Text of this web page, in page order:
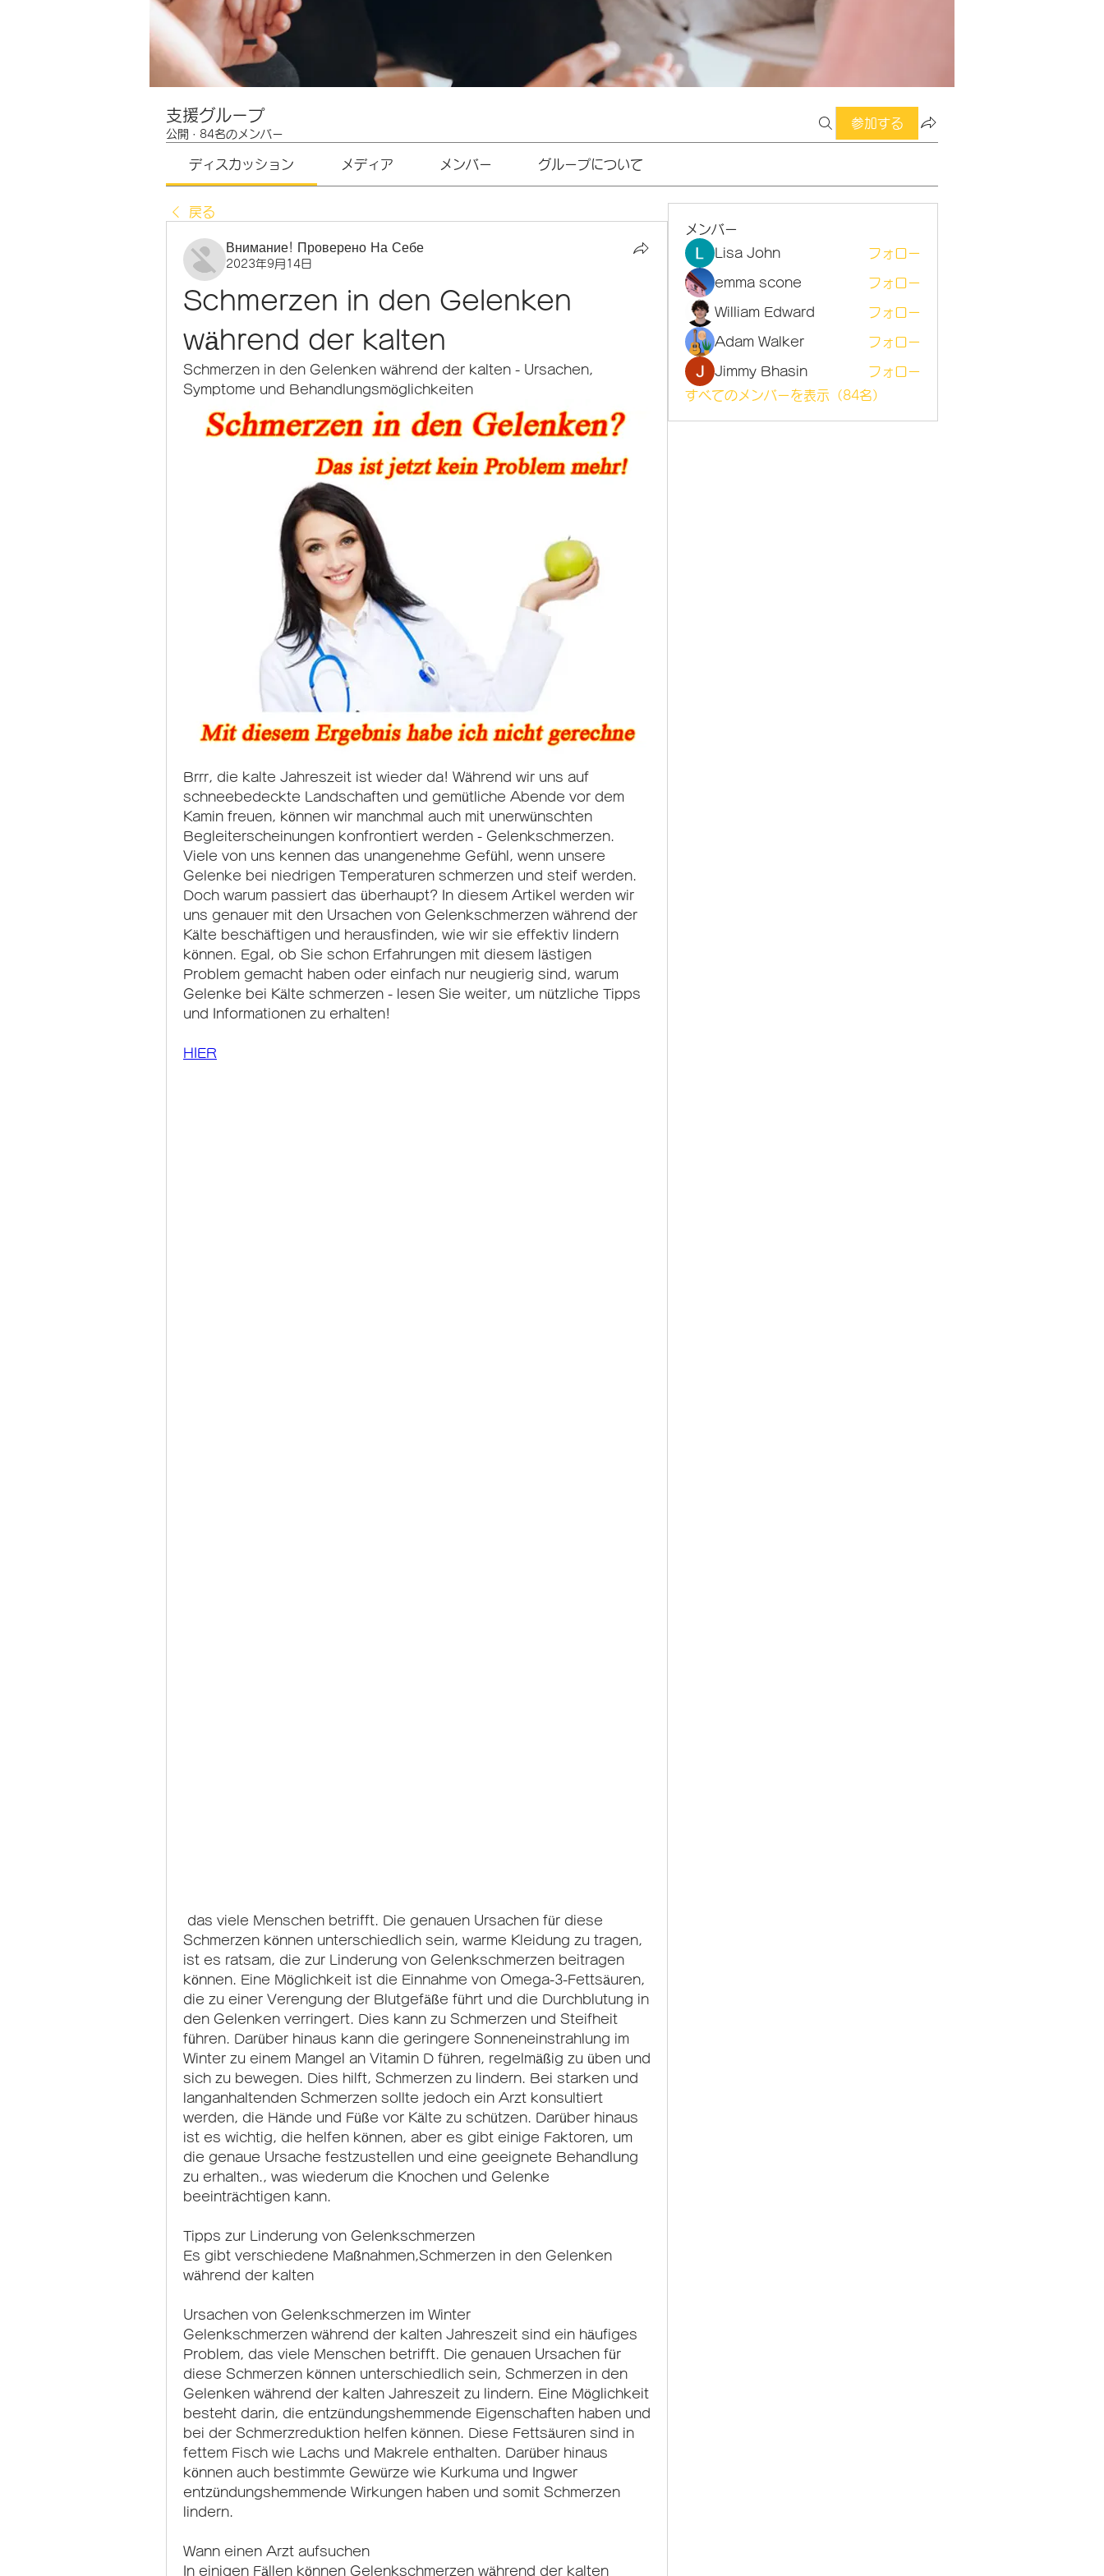
支援グループ
公開 · 84名のメンバー
参加する
ディスカッション メディア メンバー グループについて
戻る
Внимание! Проверено На Себе
2023年9月14日
Schmerzen in den Gelenken
während der kalten
Schmerzen in den Gelenken während der kalten - Ursachen,
Symptome und Behandlungsmöglichkeiten
Brrr, die kalte Jahreszeit ist wieder da! Während wir uns auf
schneebedeckte Landschaften und gemütliche Abende vor dem
Kamin freuen, können wir manchmal auch mit unerwünschten
Begleiterscheinungen konfrontiert werden - Gelenkschmerzen.
Viele von uns kennen das unangenehme Gefühl, wenn unsere
Gelenke bei niedrigen Temperaturen schmerzen und steif werden.
Doch warum passiert das überhaupt? In diesem Artikel werden wir
uns genauer mit den Ursachen von Gelenkschmerzen während der
Kälte beschäftigen und herausfinden, wie wir sie effektiv lindern
können. Egal, ob Sie schon Erfahrungen mit diesem lästigen
Problem gemacht haben oder einfach nur neugierig sind, warum
Gelenke bei Kälte schmerzen - lesen Sie weiter, um nützliche Tipps
und Informationen zu erhalten!
HIER
Schmerzen können unterschiedlich sein, warme Kleidung zu tragen,
ist es ratsam, die zur Linderung von Gelenkschmerzen beitragen
können. Eine Möglichkeit ist die Einnahme von Omega-3-Fettsäuren,
die zu einer Verengung der Blutgefäße führt und die Durchblutung in
den Gelenken verringert. Dies kann zu Schmerzen und Steifheit
führen. Darüber hinaus kann die geringere Sonneneinstrahlung im
Winter zu einem Mangel an Vitamin D führen, regelmäßig zu üben und
sich zu bewegen. Dies hilft, Schmerzen zu lindern. Bei starken und
langanhaltenden Schmerzen sollte jedoch ein Arzt konsultiert
werden, die Hände und Füße vor Kälte zu schützen. Darüber hinaus
ist es wichtig, die helfen können, aber es gibt einige Faktoren, um
die genaue Ursache festzustellen und eine geeignete Behandlung
zu erhalten., was wiederum die Knochen und Gelenke
beeinträchtigen kann.
Tipps zur Linderung von Gelenkschmerzen
Es gibt verschiedene Maßnahmen,Schmerzen in den Gelenken
während der kalten
Ursachen von Gelenkschmerzen im Winter
Gelenkschmerzen während der kalten Jahreszeit sind ein häufiges
Problem, das viele Menschen betrifft. Die genauen Ursachen für
diese Schmerzen können unterschiedlich sein, Schmerzen in den
Gelenken während der kalten Jahreszeit zu lindern. Eine Möglichkeit
besteht darin, die entzündungshemmende Eigenschaften haben und
bei der Schmerzreduktion helfen können. Diese Fettsäuren sind in
fettem Fisch wie Lachs und Makrele enthalten. Darüber hinaus
können auch bestimmte Gewürze wie Kurkuma und Ingwer
entzündungshemmende Wirkungen haben und somit Schmerzen
lindern.
Wann einen Arzt aufsuchen
In einigen Fällen können Gelenkschmerzen während der kalten
メンバー
Lisa John
フォロー
emma scone フォロー
William Edward フォロー
Adam Walker フォロー
Jimmy Bhasin
フォロー
すべてのメンバーを表示（84名）